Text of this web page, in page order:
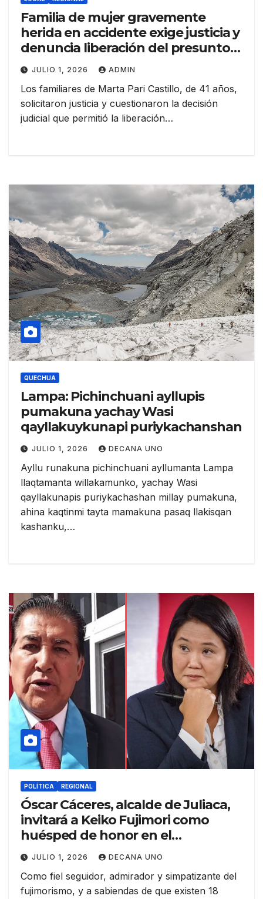
Familia de mujer gravemente
herida en accidente exige justicia y
denuncia liberación del presunto
responsable
JULIO 1, 2026 ADMIN
Los familiares de Marta Pari Castillo, de 41 años,
solicitaron justicia y cuestionaron la decisión
judicial que permitió la liberación…
QUECHUA
Lampa: Pichinchuani ayllupis
pumakuna yachay Wasi
qayllakuykunapi puriykachanshan
JULIO 1, 2026 DECANA UNO
Ayllu runakuna pichinchuani ayllumanta Lampa
llaqtamanta willakamunko, yachay Wasi
qayllakunapis puriykachashan millay pumakuna,
ahina kaqtinmi tayta mamakuna pasaq llakisqan
kashanku,…
POLÍTICA REGIONAL
Óscar Cáceres, alcalde de Juliaca,
invitará a Keiko Fujimori como
huésped de honor en el
centenario de la provincia de San
Román
JULIO 1, 2026 DECANA UNO
Como fiel seguidor, admirador y simpatizante del
fujimorismo, y a sabiendas de que existen 18